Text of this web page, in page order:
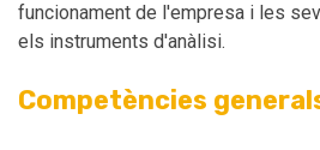
funcionament de l'empresa i les
els instruments d'anàlisi.
Competències